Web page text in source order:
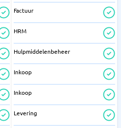
Factuur
HRM
Hulpmiddelenbeheer
Inkoop
Inkoop
Levering